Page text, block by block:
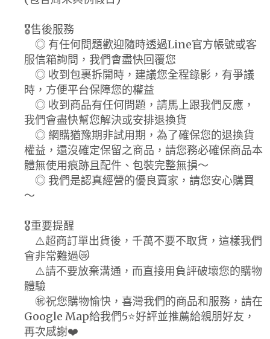
🎖️售後服務
◎ 有任何問題歡迎隨時透過Line官方帳號或客
服信箱詢問，我們會盡快回覆您
◎ 收到包裹拆開時，建議您全程錄影，有爭議
時，方便平台保障您的權益
◎ 收到商品有任何問題，請馬上跟我們反應，
我們會盡快幫您解決或安排退換貨
◎ 網購猶豫期非試用期，為了確保您的退換貨
權益，還沒確定保留之商品，請您務必確保商品本
體無使用痕跡且配件、包裝完整無損～
◎ 我們是認真經營的優良賣家，請您安心購買
～
🎖️重要提醒
⚠️超商訂單出貨後，千萬不要不取貨，這樣我們
會非常難過😿
⚠️請不要放棄溝通，而直接用負評破壞您的購物
體驗
㊗️祝您購物愉快，喜灣我們的商品和服務，請在
Google Map給我們5⭐好評並推薦給親朋好友，
再次感謝❤️